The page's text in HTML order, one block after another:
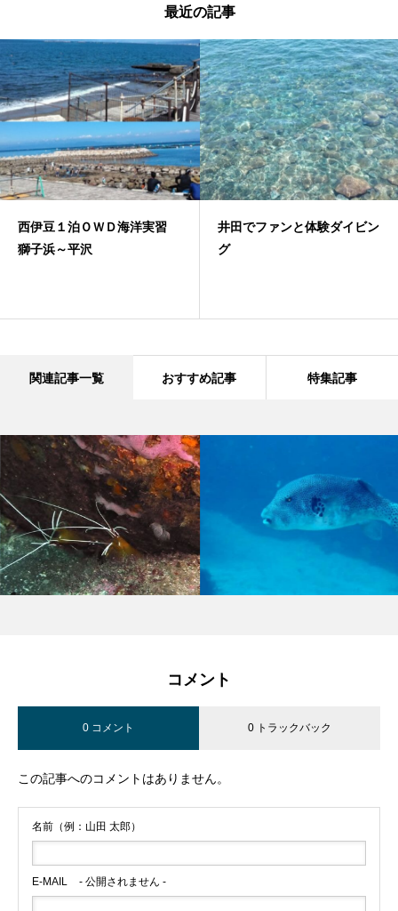
最近の記事
西伊豆１泊ＯＷＤ海洋実習
獅子浜～平沢
井田でファンと体験ダイビン
グ
関連記事一覧 おすすめ記事 特集記事
コメント
0 コメント 0 トラックバック
この記事へのコメントはありません。
名前（例：山田 太郎）
E-MAIL - 公開されません -